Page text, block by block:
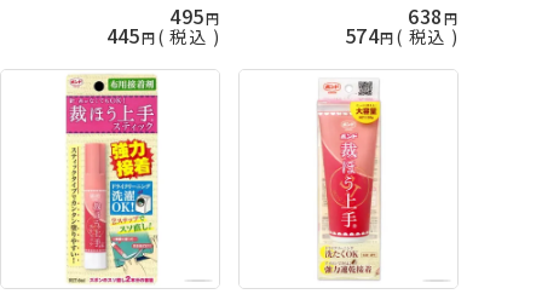
495
445 税込
638
574 税込